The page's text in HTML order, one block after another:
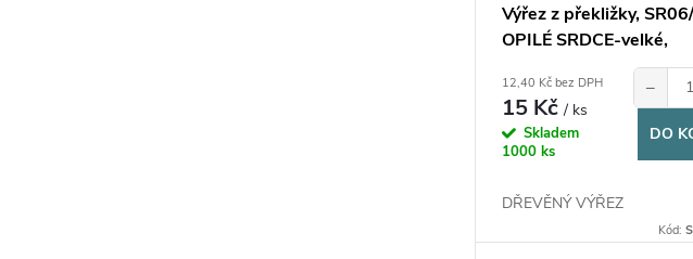
Výřez z překližky,
OPILÉ SRDCE-velké,
12,40 Kč bez DPH
15 Kč/ ks
Skladem
1000 ks
−
DO
DŘEVĚNÝ VÝŘEZ
Kód: